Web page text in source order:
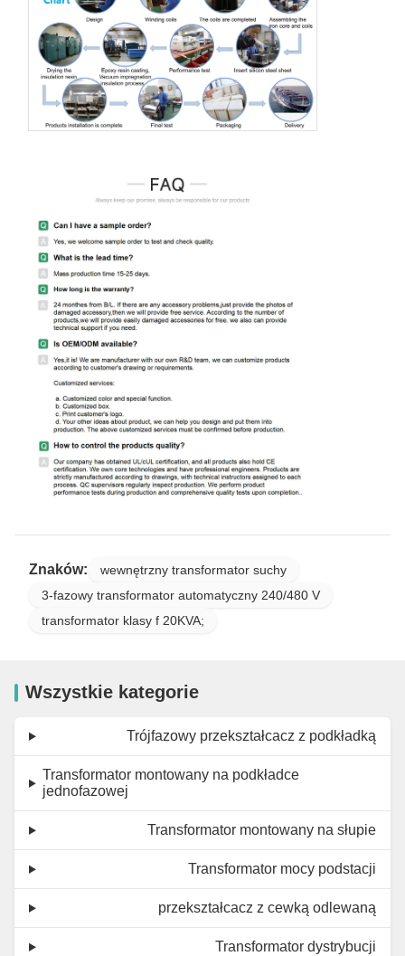
Znaków:
wewnętrzny transformator suchy
3-fazowy transformator automatyczny 240/480 V
transformator klasy f 20KVA;
Wszystkie kategorie
Trójfazowy przekształcacz z podkładką
Transformator montowany na podkładce
jednofazowej
Transformator montowany na słupie
Transformator mocy podstacji
przekształcacz z cewką odlewaną
Transformator dystrybucji